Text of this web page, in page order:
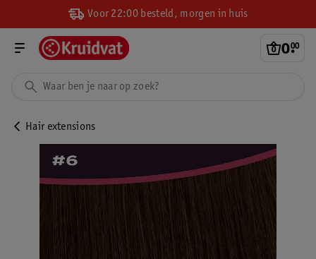
Voor 22:00 besteld, morgen in huis
0.
00
Hair extensions